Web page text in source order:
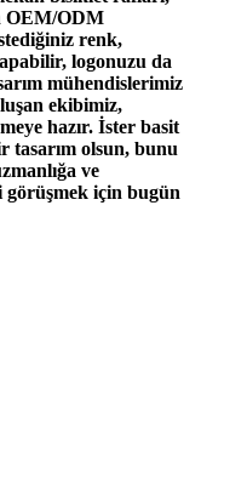
OEM/ODM
renk,
logonuzu da
mühendislerimiz
ekibimiz,
hazır. İster basit
tasarım olsun, bunu
ve
için bugün